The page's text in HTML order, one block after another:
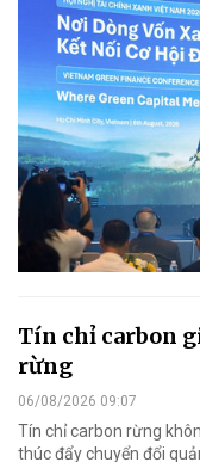
Tín chỉ carbon
rừng
06/08/2026 09:07
Tín chỉ carbon rừng
thúc đẩy chuyển đổi